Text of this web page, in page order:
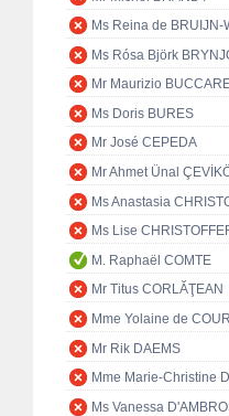
Ms Reina de BRUIJN-
Ms Rósa Björk
Mr Maurizio
Ms Doris BURES
Mr José CEPEDA
Mr Ahmet Ünal
Ms Anastasia
Ms Lise
M. Raphaël COMTE
Mr Titus CORLĂŢEAN
Mme Yolaine de
Mr Rik DAEMS
Mme Marie-Christine
Ms Vanessa